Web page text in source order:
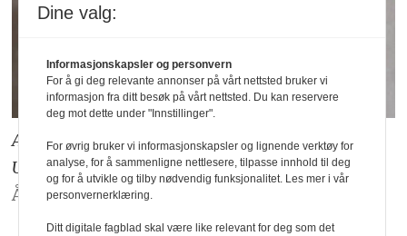
Ann Mari Milo Lorentzen, 1. nestleder i
Utdanningsforbundet Harald
Åker/Utdanningsforbundet
Dine valg:
Informasjonskapsler og personvern
For å gi deg relevante annonser på vårt nettsted bruker vi
informasjon fra ditt besøk på vårt nettsted. Du kan reservere
deg mot dette under "Innstillinger".
For øvrig bruker vi informasjonskapsler og lignende verktøy for
analyse, for å sammenligne nettlesere, tilpasse innhold til deg
og for å utvikle og tilby nødvendig funksjonalitet. Les mer i vår
personvernerklæring.
Ditt digitale fagblad skal være like relevant for deg som det